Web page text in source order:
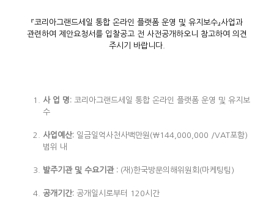
『코리아그랜드세일 통합 온라인 플랫폼 운영 및 유지보수』사업과
관련하여 제안요청서를 입찰공고 전 사전공개하오니 참고하여 의견
주시기 바랍니다.
사 업 명:코리아그랜드세일 통합 온라인 플랫폼 운영 및 유지보
수
사업예산:일금일억사천사백만원(￦144,000,000 /VAT포함)
범위 내
발주기관 및 수요기관 : (재)한국방문의해위원회(마케팅팀)
공개기간:공개일시로부터 120시간